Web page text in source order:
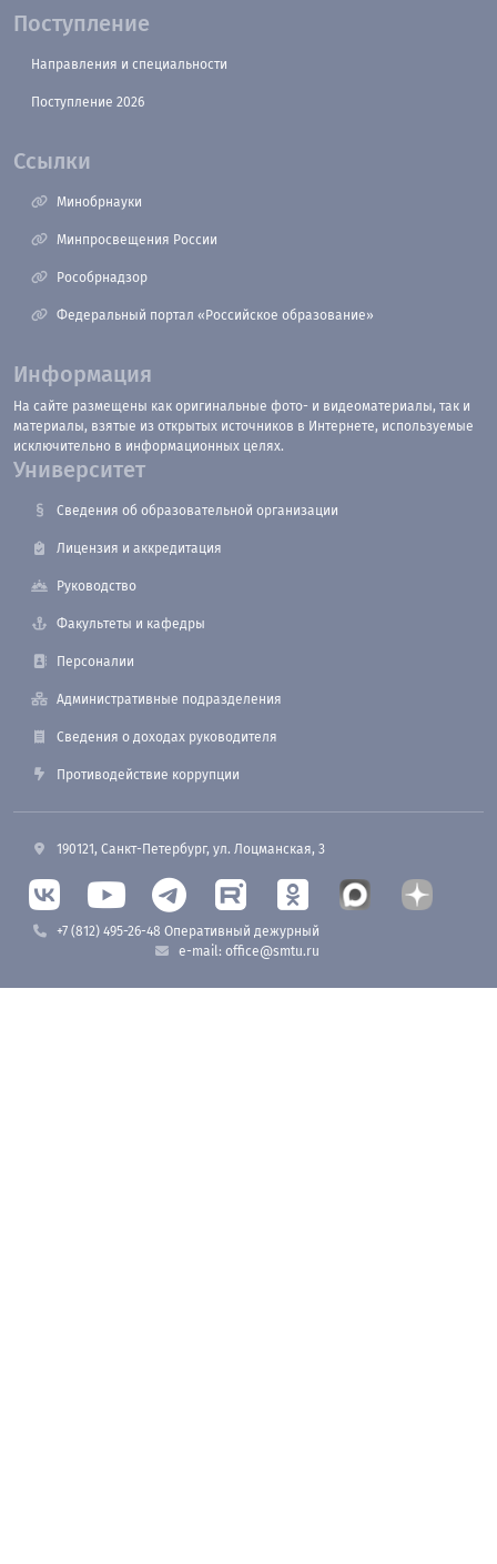
Поступление
Направления и специальности
Поступление 2026
Ссылки
Минобрнауки
Минпросвещения России
Рособрнадзор
Федеральный портал «Российское образование»
Информация
На сайте размещены как оригинальные фото- и видеоматериалы, так и
материалы, взятые из открытых источников в Интернете, используемые
исключительно в информационных целях.
Университет
Сведения об образовательной организации
Лицензия и аккредитация
Руководство
Факультеты и кафедры
Персоналии
Административные подразделения
Сведения о доходах руководителя
Противодействие коррупции
190121, Санкт-Петербург, ул. Лоцманская, 3
+7 (812) 495-26-48 Оперативный дежурный
e-mail: office@smtu.ru